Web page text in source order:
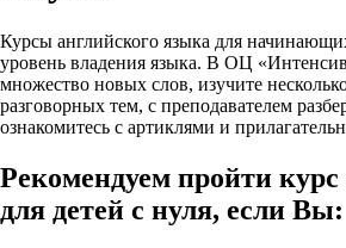
Курсы английского языка для
уровень владения языка. В ОЦ
множество новых слов, изучите
разговорных тем, с преподавателем
ознакомитесь с артиклями и
Рекомендуем пройти курс
для детей с нуля, если Вы: